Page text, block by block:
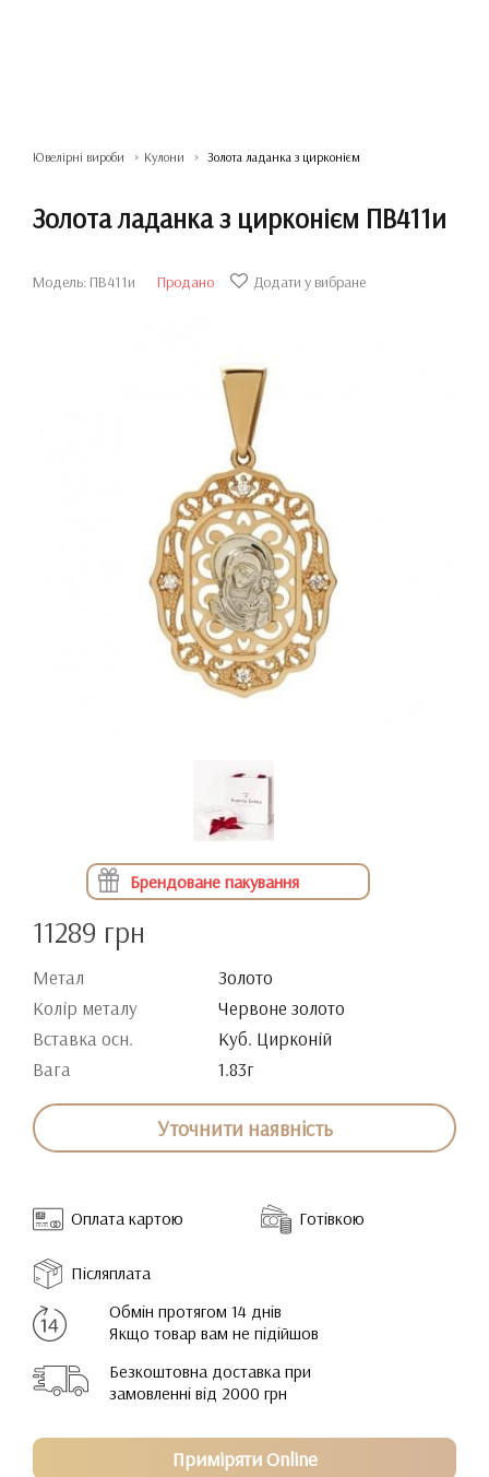
Ювелірні вироби Кулони Золота ладанка з цирконієм
Золота ладанка з цирконієм ПВ411и
Модель: ПВ411и Продано Додати у вибране
Брендоване пакування
11289 грн
Метал
Золото
Колір металу
Червоне золото
Вставка осн.
Куб. Цирконій
Вага
1.83г
Уточнити наявність
Оплата картою Готівкою
Післяплата
Обмін протягом 14 днів
Якщо товар вам не підійшов
Безкоштовна доставка при
замовленні від 2000 грн
Приміряти Online